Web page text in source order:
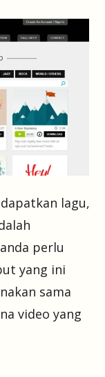
lagu,
perlu
yang ini
sama
video yang